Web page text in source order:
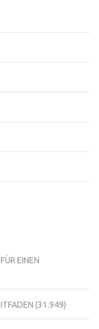
EINEN
(31.949)